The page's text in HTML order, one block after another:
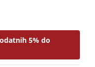
5% do